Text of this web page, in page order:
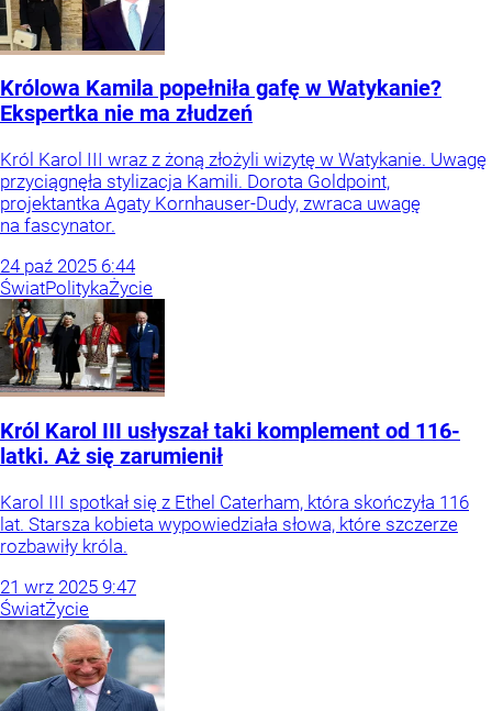
Królowa Kamila popełniła gafę w Watykanie?
Ekspertka nie ma złudzeń
Król Karol III wraz z żoną złożyli wizytę w Watykanie. Uwagę
przyciągnęła stylizacja Kamili. Dorota Goldpoint,
projektantka Agaty Kornhauser-Dudy, zwraca uwagę
na fascynator.
24 paź 2025 6:44
ŚwiatPolitykaŻycie
Król Karol III usłyszał taki komplement od 116-
latki. Aż się zarumienił
Karol III spotkał się z Ethel Caterham, która skończyła 116
lat. Starsza kobieta wypowiedziała słowa, które szczerze
rozbawiły króla.
21 wrz 2025 9:47
ŚwiatŻycie